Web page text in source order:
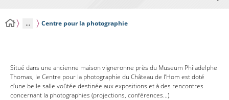
... Centre pour la photographie
Situé dans une ancienne maison vigneronne près du Museum Philadelphe
Thomas, le Centre pour la photographie du Château de l’Hom est doté
d’une belle salle voûtée destinée aux expositions et à des rencontres
concernant la photographies (projections, conférences…).